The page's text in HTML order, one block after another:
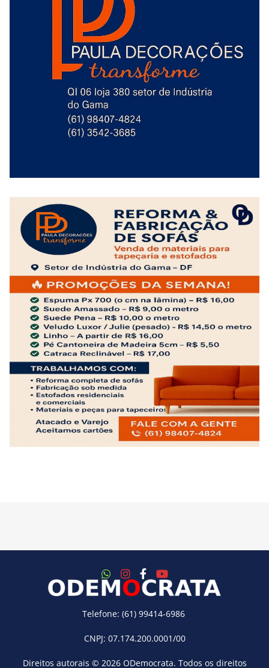
Telefone: (61) 99414-6986
CNPJ: 07.174.200.0001/00
Direitos autorais © 2026 ODemocrata. Todos os direitos